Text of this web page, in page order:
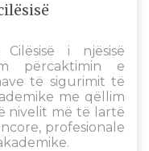
i njësisë
përcaktimin e
të sigurimit të
me qëllim
nivelit më të lartë
profesionale